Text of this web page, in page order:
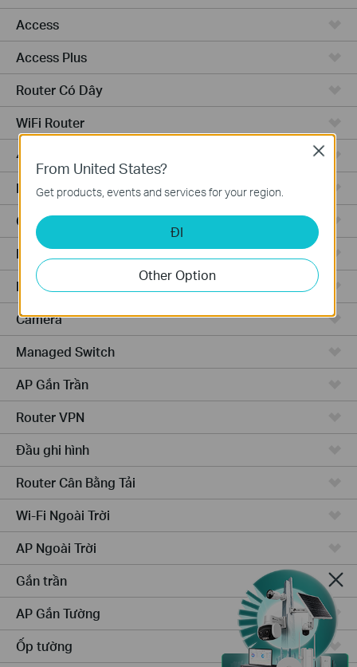
Access
Access Plus
Router Có Dây
WiFi Router
4G WiFi Router
Integrated Router
Cloud-Based
Phần Cứng
Phần Mềm
Camera
Managed Switch
AP Gắn Trần
Router VPN
Đầu ghi hình
Router Cân Bằng Tải
Wi-Fi Ngoài Trời
AP Ngoài Trời
Gắn trần
AP Gắn Tường
Ốp tường
From United States?
Get products, events and services for your region.
ĐI
Other Option
Close